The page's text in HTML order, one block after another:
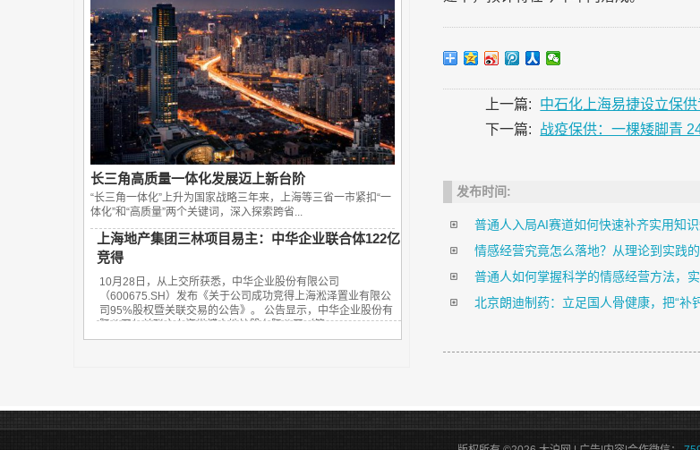
长三角高质量一体化发展迈上新台阶
“长三角一体化”上升为国家战略三年来，上海等三省一市紧扣“一
体化”和“高质量”两个关键词，深入探索跨省...
上海地产集团三林项目易主：中华企业联合体122亿
竞得
10月28日，从上交所获悉，中华企业股份有限公司
（600675.SH）发布《关于公司成功竞得上海淞泽置业有限公
司95%股权暨关联交易的公告》。 公告显示，中华企业股份有
限公司与关联方上海世博土地控股有限公司（简...
上一篇:
中石化上海易捷设立保供
下一篇:
战疫保供：一棵矮脚青
发布时间:
普通人入局AI赛道如何快速补齐实用知识
情感经营究竟怎么落地？从理论到实践的
普通人如何掌握科学的情感经营方法，实
北京朗迪制药：立足国人骨健康，把“补